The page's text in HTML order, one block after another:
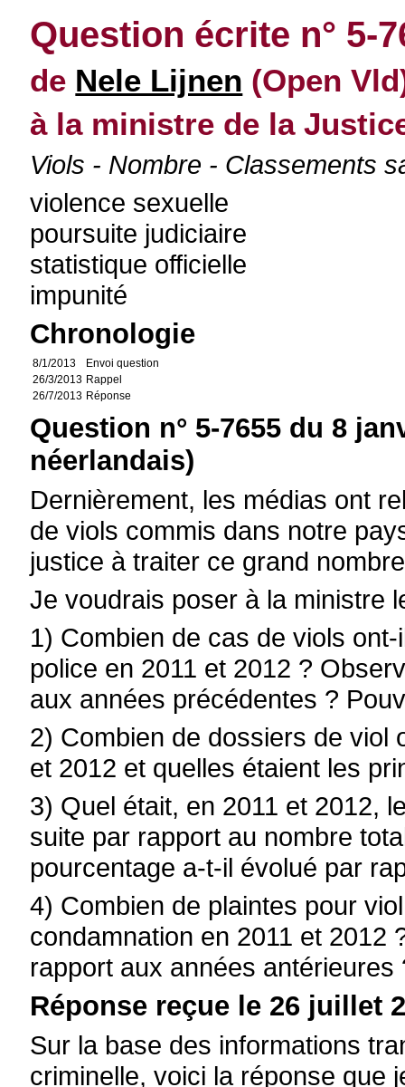
Question écrite n° 5-
de Nele Lijnen (Open
à la ministre de la
Viols - Nombre - Classements
violence sexuelle
poursuite judiciaire
statistique officielle
impunité
Chronologie
8/1/2013
Envoi question
26/3/2013 Rappel
26/7/2013 Réponse
Question n° 5-7655 du 8
néerlandais)
Dernièrement, les médias ont
de viols commis dans notre
justice à traiter ce grand
Je voudrais poser à la ministre
1) Combien de cas de viols
police en 2011 et 2012 ?
aux années précédentes ?
2) Combien de dossiers de viol
et 2012 et quelles étaient les
3) Quel était, en 2011 et 2012,
suite par rapport au nombre
pourcentage a-t-il évolué par
4) Combien de plaintes pour
condamnation en 2011 et 2012
rapport aux années antérieures
Réponse reçue le 26 juillet
Sur la base des informations
criminelle, voici la réponse que